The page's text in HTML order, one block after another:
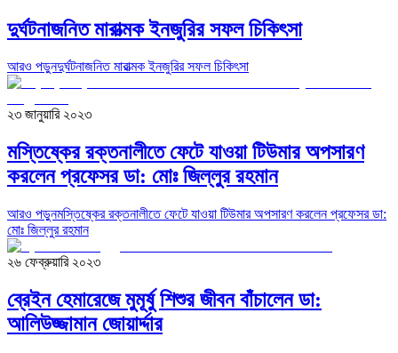
দুর্ঘটনাজনিত মারাত্মক ইনজুরির সফল চিকিৎসা
আরও পড়ুনদুর্ঘটনাজনিত মারাত্মক ইনজুরির সফল চিকিৎসা
২৩ জানুয়ারি ২০২৩
মস্তিষ্কের রক্তনালীতে ফেটে যাওয়া টিউমার অপসারণ
করলেন প্রফেসর ডা: মোঃ জিল্লুর রহমান
আরও পড়ুনমস্তিষ্কের রক্তনালীতে ফেটে যাওয়া টিউমার অপসারণ করলেন প্রফেসর ডা:
মোঃ জিল্লুর রহমান
২৬ ফেব্রুয়ারি ২০২৩
ব্রেইন হেমারেজে মুমূর্ষু শিশুর জীবন বাঁচালেন ডা:
আলিউজ্জামান জোয়ার্দ্দার